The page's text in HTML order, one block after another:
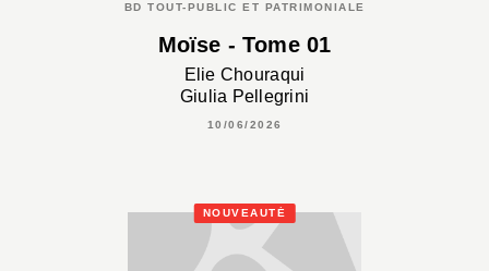
BD TOUT-PUBLIC ET PATRIMONIALE
Moïse - Tome 01
Elie Chouraqui
Giulia Pellegrini
10/06/2026
NOUVEAUTÉ